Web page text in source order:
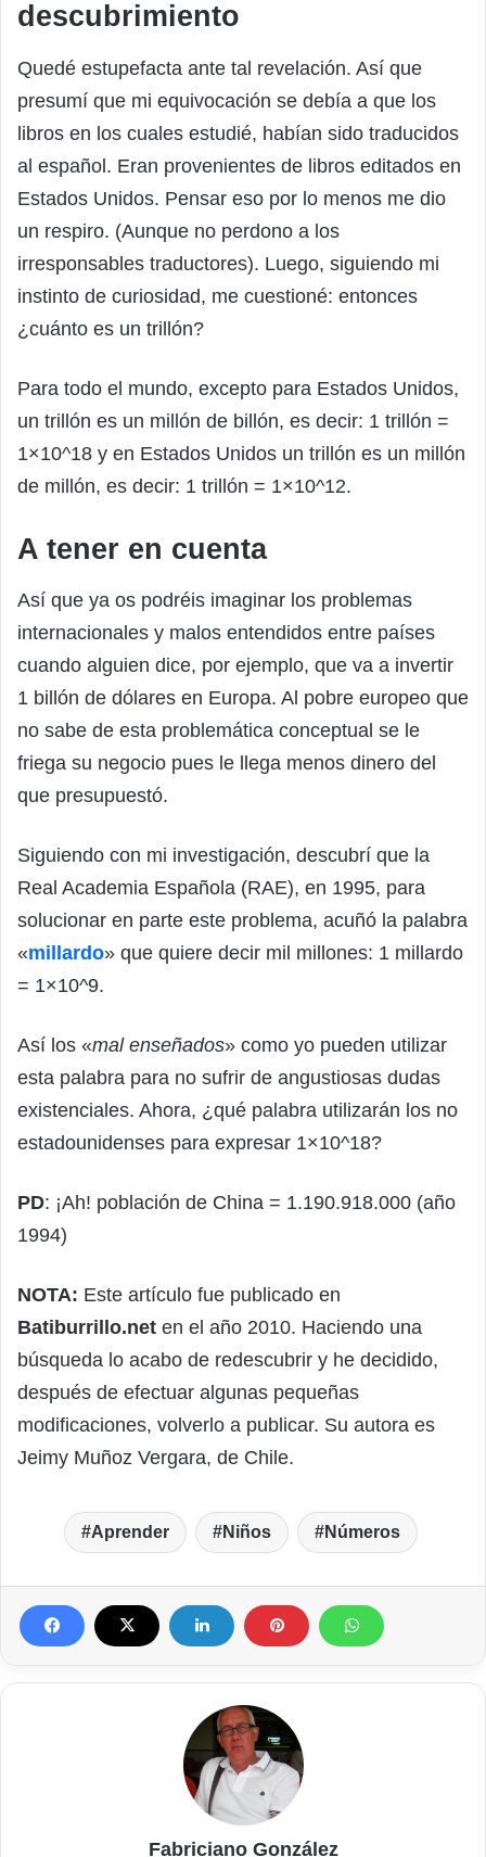
descubrimiento
Quedé estupefacta ante tal revelación. Así que
presumí que mi equivocación se debía a que los
libros en los cuales estudié, habían sido traducidos
al español. Eran provenientes de libros editados en
Estados Unidos. Pensar eso por lo menos me dio
un respiro. (Aunque no perdono a los
irresponsables traductores). Luego, siguiendo mi
instinto de curiosidad, me cuestioné: entonces
¿cuánto es un trillón?
Para todo el mundo, excepto para Estados Unidos,
un trillón es un millón de billón, es decir: 1 trillón =
1×10^18 y en Estados Unidos un trillón es un millón
de millón, es decir: 1 trillón = 1×10^12.
A tener en cuenta
Así que ya os podréis imaginar los problemas
internacionales y malos entendidos entre países
cuando alguien dice, por ejemplo, que va a invertir
1 billón de dólares en Europa. Al pobre europeo que
no sabe de esta problemática conceptual se le
friega su negocio pues le llega menos dinero del
que presupuestó.
Siguiendo con mi investigación, descubrí que la
Real Academia Española (RAE), en 1995, para
solucionar en parte este problema, acuñó la palabra
«millardo» que quiere decir mil millones: 1 millardo
= 1×10^9.
Así los «mal enseñados» como yo pueden utilizar
esta palabra para no sufrir de angustiosas dudas
existenciales. Ahora, ¿qué palabra utilizarán los no
estadounidenses para expresar 1×10^18?
PD: ¡Ah! población de China = 1.190.918.000 (año
1994)
NOTA: Este artículo fue publicado en
Batiburrillo.net en el año 2010. Haciendo una
búsqueda lo acabo de redescubrir y he decidido,
después de efectuar algunas pequeñas
modificaciones, volverlo a publicar. Su autora es
Jeimy Muñoz Vergara, de Chile.
Aprender Niños Números
Fabriciano González